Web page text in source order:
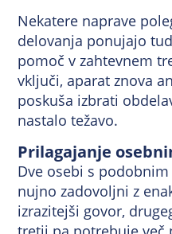
Nekatere naprave
delovanja ponujajo
pomoč v zahtevnem
vključi, aparat znova
poskuša izbrati
nastalo težavo.
Prilagajanje
Dve osebi s
nujno zadovoljni z
izrazitejši govor,